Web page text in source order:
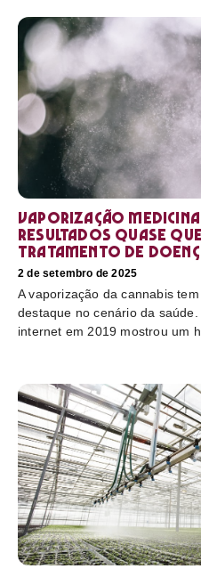
Vaporização
resultados quase
tratamento de
2 de setembro de 2025
A vaporização da cannabis
destaque no cenário da
internet em 2019 mostrou um